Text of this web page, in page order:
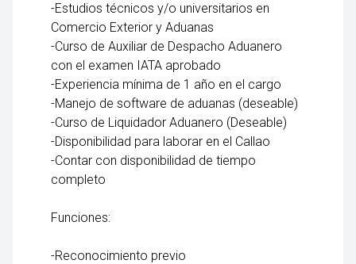
-Estudios técnicos y/o universitarios en
Comercio Exterior y Aduanas
-Curso de Auxiliar de Despacho Aduanero
con el examen IATA aprobado
-Experiencia mínima de 1 año en el cargo
-Manejo de software de aduanas (deseable)
-Curso de Liquidador Aduanero (Deseable)
-Disponibilidad para laborar en el Callao
-Contar con disponibilidad de tiempo
completo
Funciones:
-Reconocimiento previo